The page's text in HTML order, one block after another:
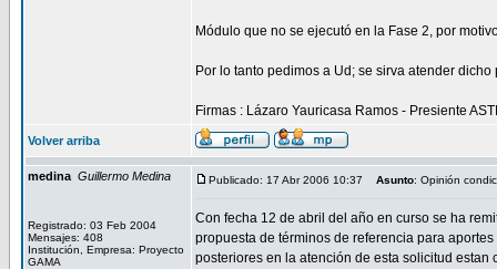
Módulo que no se ejecutó en la Fase 2, por
Por lo tanto pedimos a Ud; se sirva atender
Firmas : Lázaro Yauricasa Ramos - Presiente
Volver arriba
medina Guillermo Medina
Registrado: 03 Feb 2004
Mensajes: 408
Institución, Empresa: Proyecto
GAMA
Publicado: 17 Abr 2006 10:37 Asunto: Opinión
Con fecha 12 de abril del año en curso se ha
propuesta de términos de referencia para
posteriores en la atención de esta solicitud